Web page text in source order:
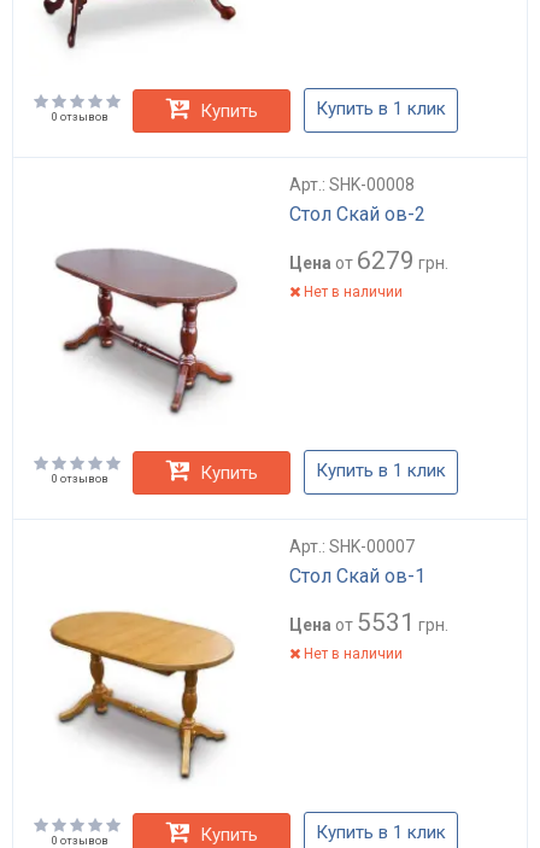
0 отзывов Купить Купить в 1 клик
Арт.: SHK-00008
Стол Скай ов-2
Цена от 6279 грн.
Нет в наличии
0 отзывов Купить Купить в 1 клик
Арт.: SHK-00007
Стол Скай ов-1
Цена от 5531 грн.
Нет в наличии
0 отзывов Купить Купить в 1 клик